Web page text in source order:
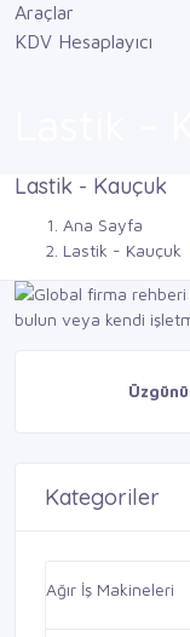
Araçlar
KDV Hesaplayıcı
Lastik - Kauçuk
Ana Sayfa
Lastik - Kauçuk
Kategoriler
Ağır İş Makineleri